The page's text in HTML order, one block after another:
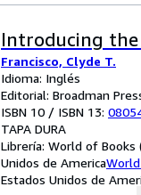
Introducing
Francisco, Clyde T.
Idioma: Inglés
Editorial: Broadman
ISBN 10 / ISBN 13:
TAPA DURA
Librería: World of Books
Unidos de America
Estados Unidos de